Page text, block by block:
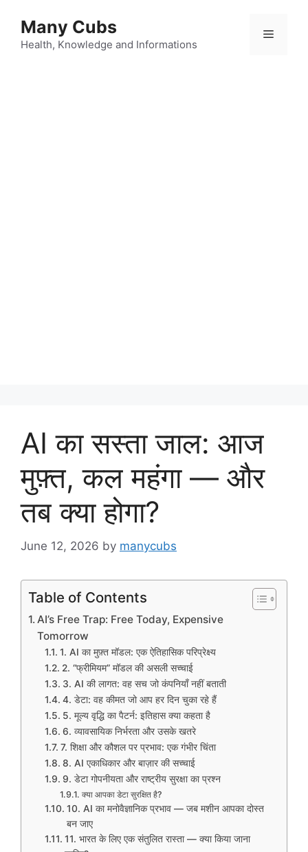
Many Cubs
Health, Knowledge and Informations
AI का सस्ता जाल: आज
मुफ़्त, कल महंगा — और
तब क्या होगा?
June 12, 2026 by manycubs
Table of Contents
AI’s Free Trap: Free Today, Expensive
Tomorrow
1. AI का मुफ़्त मॉडल: एक ऐतिहासिक परिप्रेक्ष्य
2. “फ्रीमियम” मॉडल की असली सच्चाई
3. AI की लागत: वह सच जो कंपनियाँ नहीं बताती
4. डेटा: वह कीमत जो आप हर दिन चुका रहे हैं
5. मूल्य वृद्धि का पैटर्न: इतिहास क्या कहता है
6. व्यावसायिक निर्भरता और उसके खतरे
7. शिक्षा और कौशल पर प्रभाव: एक गंभीर चिंता
8. AI एकाधिकार और बाज़ार की सच्चाई
9. डेटा गोपनीयता और राष्ट्रीय सुरक्षा का प्रश्न
क्या आपका डेटा सुरक्षित है?
10. AI का मनोवैज्ञानिक प्रभाव — जब मशीन आपका दोस्त
बन जाए
11. भारत के लिए एक संतुलित रास्ता — क्या किया जाना